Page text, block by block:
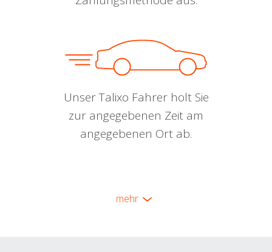
Unser Talixo Fahrer holt Sie
zur angegebenen Zeit am
angegebenen Ort ab.
mehr